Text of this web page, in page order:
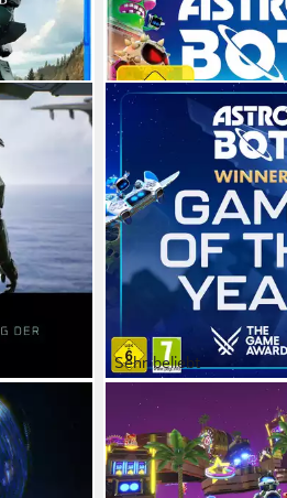
Sehr beliebt
PLAYSTATION 5
Astro Bot
PlayStation 5 Plattform
ab 6 Jahren USK-Freigabe